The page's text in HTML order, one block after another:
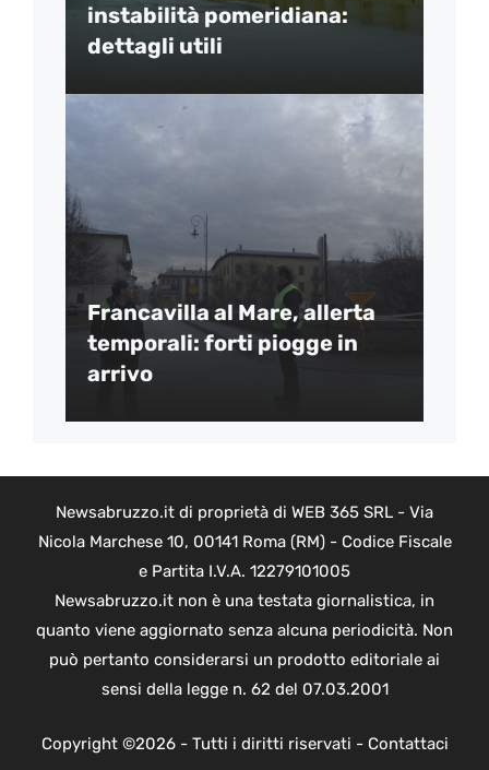
instabilità pomeridiana:
dettagli utili
Francavilla al Mare, allerta
temporali: forti piogge in
arrivo
Newsabruzzo.it di proprietà di WEB 365 SRL - Via
Nicola Marchese 10, 00141 Roma (RM) - Codice Fiscale
e Partita I.V.A. 12279101005
Newsabruzzo.it non è una testata giornalistica, in
quanto viene aggiornato senza alcuna periodicità. Non
può pertanto considerarsi un prodotto editoriale ai
sensi della legge n. 62 del 07.03.2001
Copyright ©2026 - Tutti i diritti riservati - Contattaci